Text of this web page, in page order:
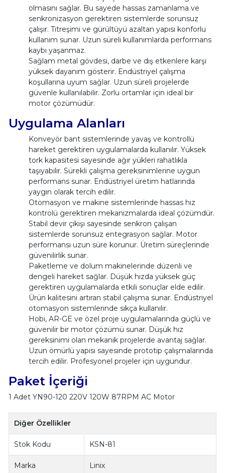
olmasını sağlar. Bu sayede hassas zamanlama ve
senkronizasyon gerektiren sistemlerde sorunsuz
çalışır. Titreşimi ve gürültüyü azaltan yapısı konforlu
kullanım sunar. Uzun süreli kullanımlarda performans
kaybı yaşanmaz.
Sağlam metal gövdesi, darbe ve dış etkenlere karşı
yüksek dayanım gösterir. Endüstriyel çalışma
koşullarına uyum sağlar. Uzun süreli projelerde
güvenle kullanılabilir. Zorlu ortamlar için ideal bir
motor çözümüdür.
Uygulama Alanları
Konveyör bant sistemlerinde yavaş ve kontrollü
hareket gerektiren uygulamalarda kullanılır. Yüksek
tork kapasitesi sayesinde ağır yükleri rahatlıkla
taşıyabilir. Sürekli çalışma gereksinimlerine uygun
performans sunar. Endüstriyel üretim hatlarında
yaygın olarak tercih edilir.
Otomasyon ve makine sistemlerinde hassas hız
kontrolü gerektiren mekanizmalarda ideal çözümdür.
Stabil devir çıkışı sayesinde senkron çalışan
sistemlerde sorunsuz entegrasyon sağlar. Motor
performansı uzun süre korunur. Üretim süreçlerinde
güvenilirlik sunar.
Paketleme ve dolum makinelerinde düzenli ve
dengeli hareket sağlar. Düşük hızda yüksek güç
gerektiren uygulamalarda etkili sonuçlar elde edilir.
Ürün kalitesini artıran stabil çalışma sunar. Endüstriyel
otomasyon sistemlerinde sıkça kullanılır.
Hobi, AR-GE ve özel proje uygulamalarında güçlü ve
güvenilir bir motor çözümü sunar. Düşük hız
gereksinimi olan mekanik projelerde avantaj sağlar.
Uzun ömürlü yapısı sayesinde prototip çalışmalarında
tercih edilir. Profesyonel projeler için uygundur.
Paket İçeriği
1 Adet YN90-120 220V 120W 87RPM AC Motor
Diğer Özellikler
Stok Kodu KSN-81
Marka Linix